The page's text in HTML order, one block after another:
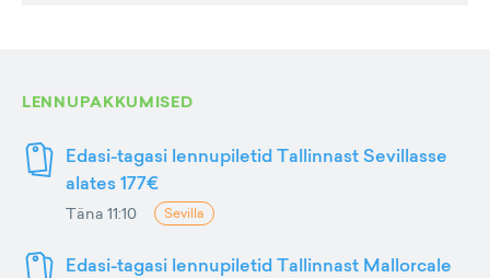
LENNUPAKKUMISED
Edasi-tagasi lennupiletid Tallinnast Sevillasse
alates 177€
Täna 11:10 Sevilla
Edasi-tagasi lennupiletid Tallinnast Mallorcale